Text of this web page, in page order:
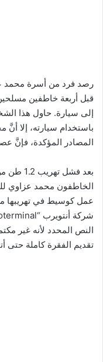
رصد فرد من أسرة محمد
قبل أربعة خاطفين
إلى سيارة. حاول هذا
باستخدام سيارته، إلا أنَّ
المصادر المؤكدة، فإنَّ
بعد
الخاطفون محمد عزاوي
النص المحدد لأنه غير
تقديم الفقرة كاملة